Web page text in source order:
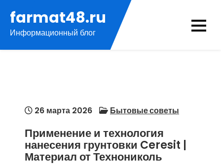
содержимому
farmat48.ru
Информационный блог
26 марта 2026 Бытовые советы
Применение и технология
нанесения грунтовки Ceresit |
Материал от Технониколь